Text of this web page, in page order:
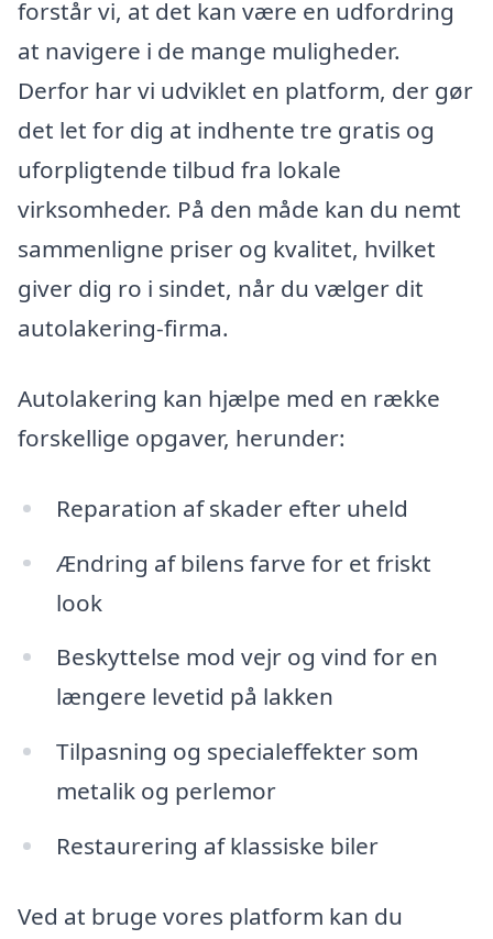
forstår vi, at det kan være en udfordring
at navigere i de mange muligheder.
Derfor har vi udviklet en platform, der gør
det let for dig at indhente tre gratis og
uforpligtende tilbud fra lokale
virksomheder. På den måde kan du nemt
sammenligne priser og kvalitet, hvilket
giver dig ro i sindet, når du vælger dit
autolakering-firma.
Autolakering kan hjælpe med en række
forskellige opgaver, herunder:
Reparation af skader efter uheld
Ændring af bilens farve for et friskt
look
Beskyttelse mod vejr og vind for en
længere levetid på lakken
Tilpasning og specialeffekter som
metalik og perlemor
Restaurering af klassiske biler
Ved at bruge vores platform kan du